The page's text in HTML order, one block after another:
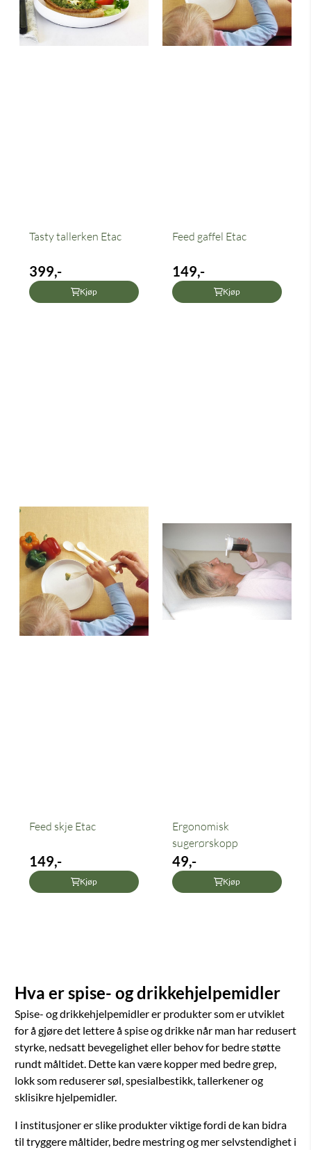
Tasty tallerken Etac
399,-
Kjøp
Feed gaffel Etac
149,-
Kjøp
Feed skje Etac
149,-
Kjøp
Ergonomisk
sugerørskopp
49,-
Kjøp
Hva er spise- og drikkehjelpemidler
Spise- og drikkehjelpemidler er produkter som er utviklet
for å gjøre det lettere å spise og drikke når man har redusert
styrke, nedsatt bevegelighet eller behov for bedre støtte
rundt måltidet. Dette kan være kopper med bedre grep,
lokk som reduserer søl, spesialbestikk, tallerkener og
sklisikre hjelpemidler.
I institusjoner er slike produkter viktige fordi de kan bidra
til tryggere måltider, bedre mestring og mer selvstendighet i